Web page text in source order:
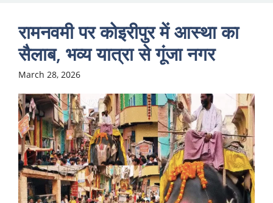
contentरामनवमी पर कोइरीपुर में आस्था का
सैलाब, भव्य यात्रा से गूंजा नगर
March 28, 2026